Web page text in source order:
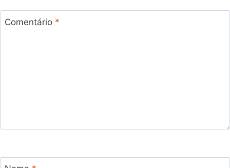
Comentário *